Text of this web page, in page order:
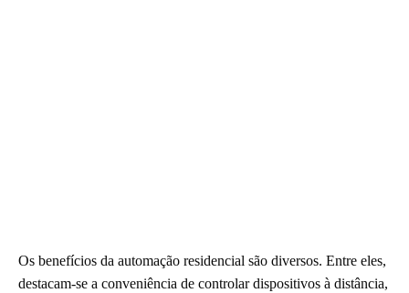
Os benefícios da automação residencial são diversos. Entre eles,
destacam-se a conveniência de controlar dispositivos à distância,